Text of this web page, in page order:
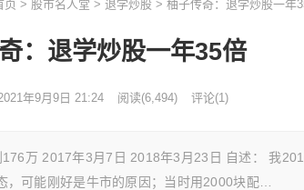
页 > 股市名人堂 > 退学炒股 > 柚子传奇：退学炒股一年
：退学炒股一年35倍
年9月9日 21:24 阅读(6,494) 评论(1)
万 2017年3月7日 2018年3月23日 自述： 我
，可能刚好是牛市的原因；当时用2000块配…